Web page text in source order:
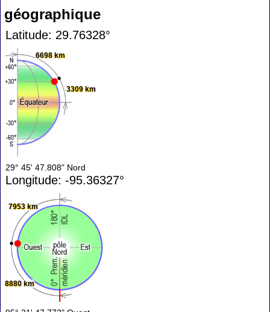
géographique
Latitude: 29.76328°
6698 km
3309 km
29° 45' 47.808" Nord
Longitude: -95.36327°
8880 km
7953 km